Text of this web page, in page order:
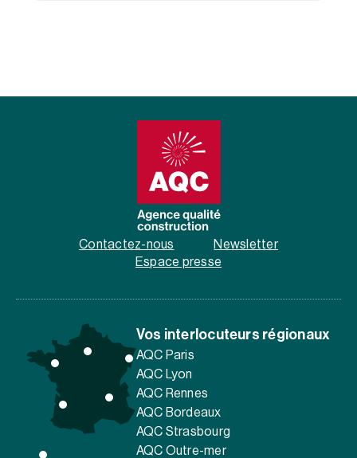
Contactez-nous
Newsletter
Espace presse
Vos interlocuteurs régionaux
AQC Paris
AQC Lyon
AQC Rennes
AQC Bordeaux
AQC Strasbourg
AQC Outre-mer